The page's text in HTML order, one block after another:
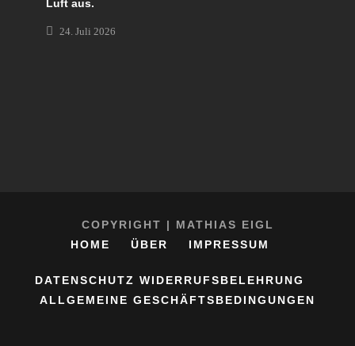
Luft aus.
24. Juli 2026
COPYRIGHT | MATHIAS EIGL
HOME
ÜBER IMPRESSUM
DATENSCHUTZ WIDERRUFSBELEHRUNG
ALLGEMEINE GESCHÄFTSBEDINGUNGEN